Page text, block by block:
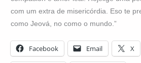
com um extra de misericórdia. Eso te
como Jeová, no como o mundo.”
Facebook Email X